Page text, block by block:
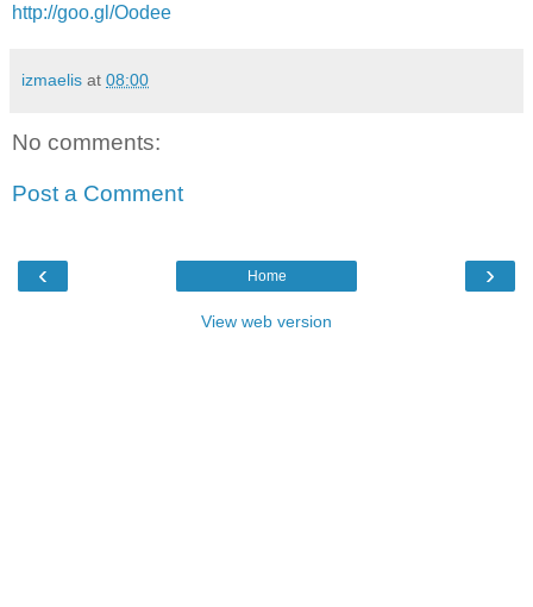
http://goo.gl/Oodee
izmaelis at 08:00
No comments:
Post a Comment
‹ ›
Home
View web version